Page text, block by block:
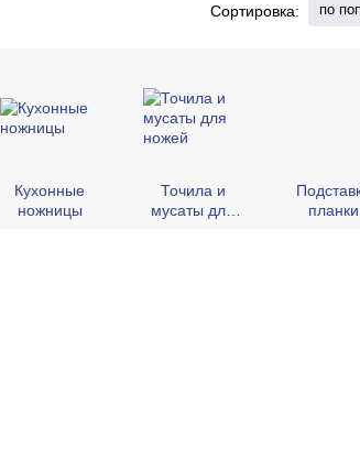
Сортировка: по
Кухонные
ножницы
Точила и
мусаты для
планки,